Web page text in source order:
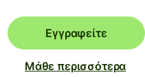
Εγγραφείτε
Μάθε περισσότερα